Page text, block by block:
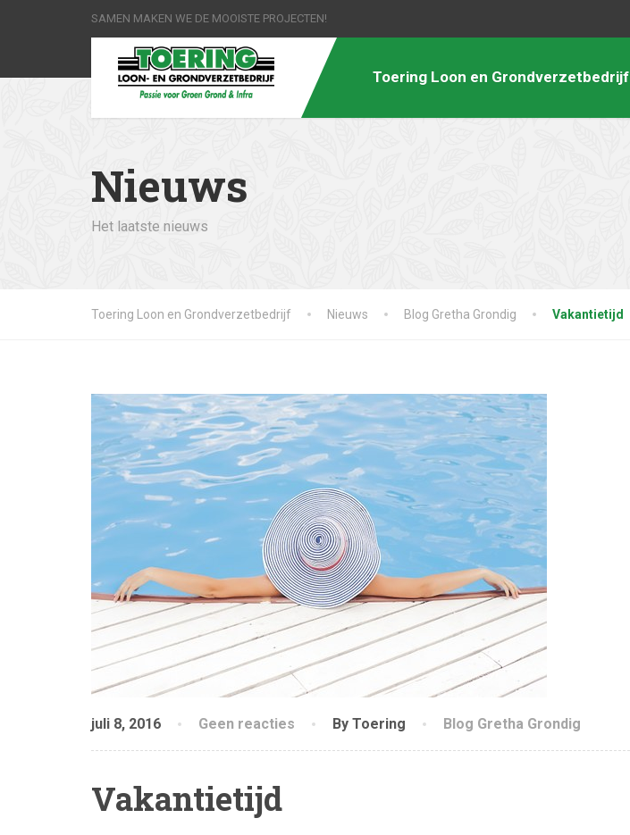
SAMEN MAKEN WE DE MOOISTE PROJECTEN!
Toering Loon en Grondverzetbedrijf
Nieuws
Het laatste nieuws
Toering Loon en Grondverzetbedrijf Nieuws Blog Gretha Grondig Vakantietijd
juli 8, 2016 Geen reacties By Toering Blog Gretha Grondig
Vakantietijd